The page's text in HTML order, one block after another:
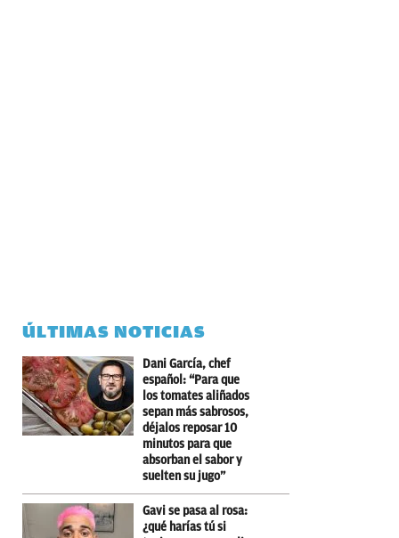
ÚLTIMAS NOTICIAS
Dani García, chef
español: “Para que
los tomates aliñados
sepan más sabrosos,
déjalos reposar 10
minutos para que
absorban el sabor y
suelten su jugo”
Gavi se pasa al rosa:
¿qué harías tú si